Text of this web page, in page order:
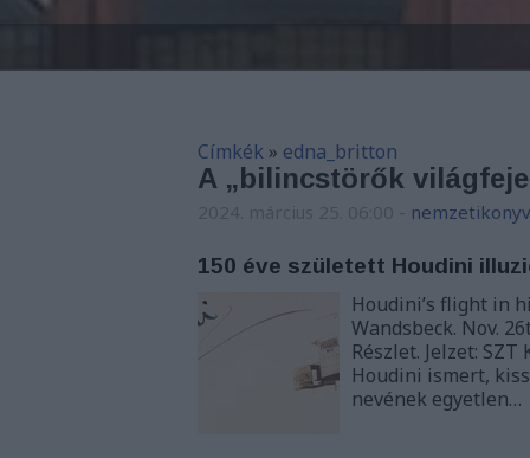
Címkék » edna_britton
A „bilincstörők
150 éve született Houdini
Houdini’s flight in
Wandsbeck. Nov.
Részlet. Jelzet:
Houdini ismert,
nevének egyetlen…